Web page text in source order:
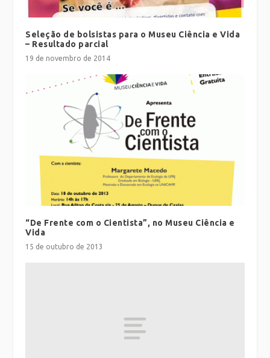
Seleção de bolsistas para o Museu Ciência e Vida
– Resultado parcial
19 de novembro de 2014
“De Frente com o Cientista”, no Museu Ciência e
Vida
15 de outubro de 2013